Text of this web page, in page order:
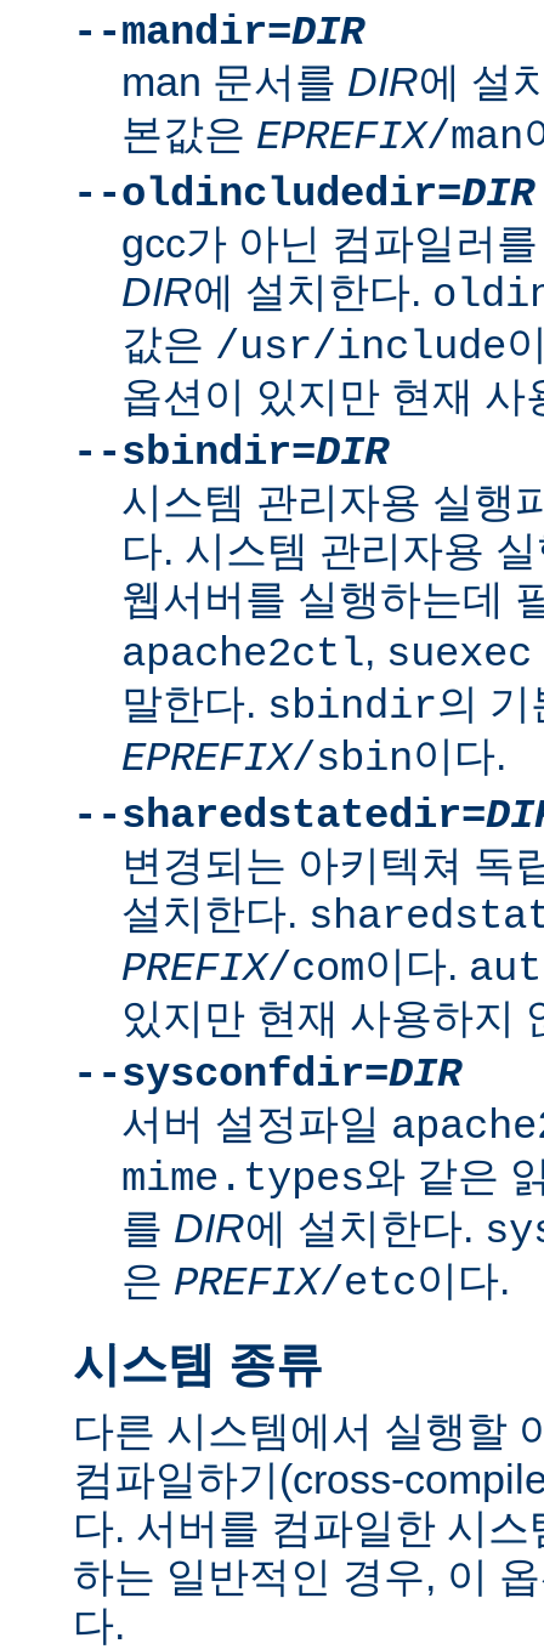
--mandir=DIR
man 문서를 DIR에 설
본값은 EPREFIX/man
--oldincludedir=DIR
gcc가 아닌 컴파일러
DIR에 설치한다.
값은 /usr/include
옵션이 있지만 현재 사
--sbindir=DIR
시스템 관리자용 실행
다. 시스템 관리자용
웹서버를 실행하는데
apache2ctl, suexec
말한다. sbindir의 기
EPREFIX/sbin이다.
--sharedstatedir=
변경되는 아키텍쳐 독
설치한다.
PREFIX/com이다.
있지만 현재 사용하지
--sysconfdir=DIR
서버 설정파일
mime.types와 같은
를 DIR에 설치한다.
은 PREFIX/etc이다.
시스템 종류
다른 시스템에서 실행할
컴파일하기(cross-
다. 서버를 컴파일한 시
하는 일반적인 경우, 이
다.